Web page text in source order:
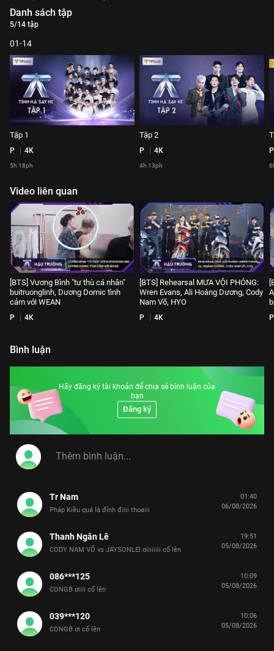
Danh sách tập
5/14 tập
01-14
Tập 1
P 4K
5h 18ph
Tập 2
P 4K
4h 13ph
P
Video liên quan
[BTS] Vương Bình "tư thù cá nhân"
buitruonglinh, Dương Domic tình
cảm với WEAN
P 4K
[BTS] Rehearsal MƯA VỘI PHÓNG:
Wren Evans, Ali Hoàng Dương, Cody
Nam Võ, HYO
P 4K P
Bình luận
Hãy đăng ký tài khoản để chia sẻ bình luận của
bạn
Đăng ký
Tr Nam
Pháp Kiều quá là đỉnh điiii thoaiii
01:40
06/08/2026
Thanh Ngân Lê
CODY NAM VÕ vs JAYSONLEI ơiiiiiiii cố lên
19:51
05/08/2026
086***125
CONGB ơiiii cố lên
10:09
05/08/2026
039***120
CONGB ơi cố lên
10:06
05/08/2026